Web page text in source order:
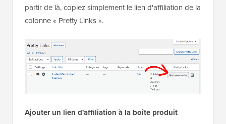
partir de là, copiez simplement le lien d'affiliation de la
colonne « Pretty Links ».
Ajouter un lien d'affiliation à la boîte produit